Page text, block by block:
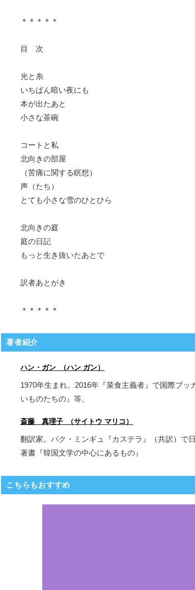
＊＊＊＊＊
目 次
光と糸
いちばん暗い夜にも
本が出たあと
小さな茶碗
コートと私
北向きの部屋
（苦痛に関する瞑想）
声（たち）
とても小さな雪のひとひら
北向きの庭
庭の日記
もっと生き抜いたあとで
訳者あとがき
＊＊＊＊＊
著者紹介
ハン・ガン （ハン ガン）
1970年生まれ。2016年『菜食主義者』で国際ブ
いものたちの』等。
斎藤 真理子 （サイトウ マリコ）
翻訳家。パク・ミンギュ『カステラ』（共訳）で
著書『韓国文学の中心にあるもの』
こちらもおすすめ